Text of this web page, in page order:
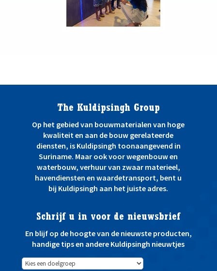
The Kuldipsingh Group
Op het gebied van bouwmaterialen van hoge
kwaliteit en aan de bouw gerelateerde
diensten, is Kuldipsingh toonaangevend in
Suriname. Maar ook voor wegenbouw en
waterbouw, verhuur van zwaar materieel,
havendiensten en waardetransport, bent u
bij Kuldipsingh aan het juiste adres.
Schrijf u in voor de nieuwsbrief
En blijf op de hoogte van de nieuwste producten,
handige tips en andere Kuldipsingh nieuwtjes